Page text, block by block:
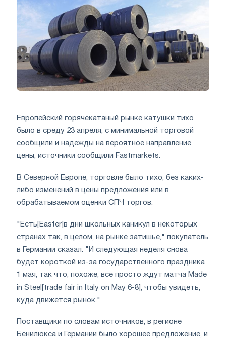
Европейский горячекатаный рынке катушки тихо
было в среду 23 апреля, с минимальной торговой
сообщили и надежды на вероятное направление
цены, источники сообщили Fastmarkets.
В Северной Европе, торговле было тихо, без каких-
либо изменений в цены предложения или в
обрабатываемом оценки СПЧ торгов.
"Есть[Easter]в дни школьных каникул в некоторых
странах так, в целом, на рынке затишье," покупатель
в Германии сказал. "И следующая неделя снова
будет короткой из-за государственного праздника
1 мая, так что, похоже, все просто ждут матча Made
in Steel[trade fair in Italy on May 6-8], чтобы увидеть,
куда движется рынок."
Поставщики по словам источников, в регионе
Бенилюкса и Германии было хорошее предложение, и